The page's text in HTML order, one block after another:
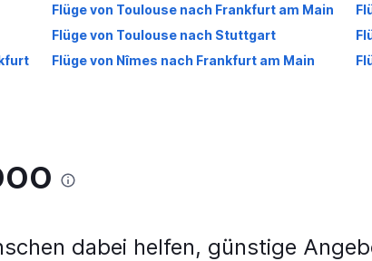
Flüge von Toulouse nach Frankfurt am Main
Flüge von Toulouse nach Stuttgart
Flüge von Nîmes nach Frankfurt am Main
dabei helfen, günstige